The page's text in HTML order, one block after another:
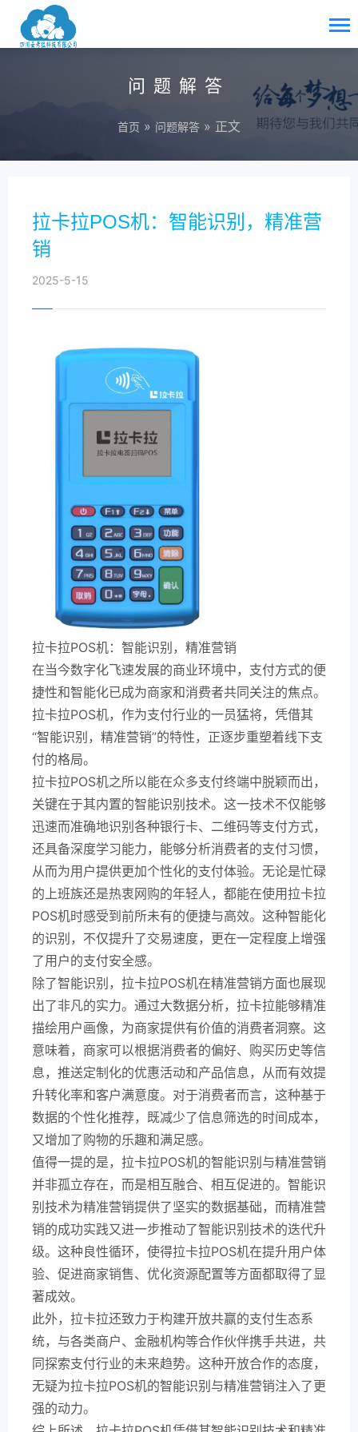
问题解答
首页 » 问题解答 » 正文
拉卡拉POS机：智能识别，精准营
销
2025-5-15
拉卡拉POS机：智能识别，精准营销
在当今数字化飞速发展的商业环境中，支付方式的便
捷性和智能化已成为商家和消费者共同关注的焦点。
拉卡拉POS机，作为支付行业的一员猛将，凭借其
“智能识别，精准营销”的特性，正逐步重塑着线下支
付的格局。
拉卡拉POS机之所以能在众多支付终端中脱颖而出，
关键在于其内置的智能识别技术。这一技术不仅能够
迅速而准确地识别各种银行卡、二维码等支付方式，
还具备深度学习能力，能够分析消费者的支付习惯，
从而为用户提供更加个性化的支付体验。无论是忙碌
的上班族还是热衷网购的年轻人，都能在使用拉卡拉
POS机时感受到前所未有的便捷与高效。这种智能化
的识别，不仅提升了交易速度，更在一定程度上增强
了用户的支付安全感。
除了智能识别，拉卡拉POS机在精准营销方面也展现
出了非凡的实力。通过大数据分析，拉卡拉能够精准
描绘用户画像，为商家提供有价值的消费者洞察。这
意味着，商家可以根据消费者的偏好、购买历史等信
息，推送定制化的优惠活动和产品信息，从而有效提
升转化率和客户满意度。对于消费者而言，这种基于
数据的个性化推荐，既减少了信息筛选的时间成本，
又增加了购物的乐趣和满足感。
值得一提的是，拉卡拉POS机的智能识别与精准营销
并非孤立存在，而是相互融合、相互促进的。智能识
别技术为精准营销提供了坚实的数据基础，而精准营
销的成功实践又进一步推动了智能识别技术的迭代升
级。这种良性循环，使得拉卡拉POS机在提升用户体
验、促进商家销售、优化资源配置等方面都取得了显
著成效。
此外，拉卡拉还致力于构建开放共赢的支付生态系
统，与各类商户、金融机构等合作伙伴携手共进，共
同探索支付行业的未来趋势。这种开放合作的态度，
无疑为拉卡拉POS机的智能识别与精准营销注入了更
强的动力。